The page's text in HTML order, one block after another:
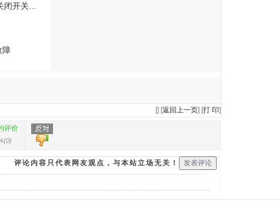
开关...
障
[] [返回上一页] [打 印]
评价
(0)
评论内容只代表网友观点，与本站立场无关！